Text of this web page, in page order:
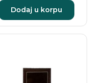
Dodaj u korpu